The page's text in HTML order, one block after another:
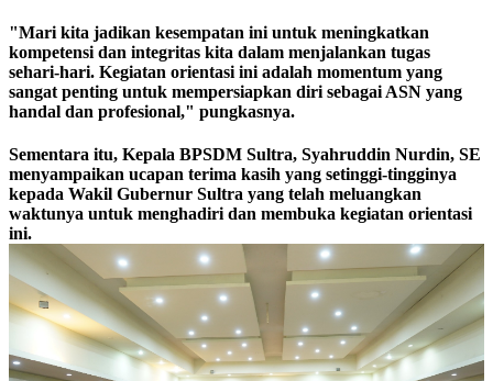
"Mari kita jadikan kesempatan ini untuk meningkatkan
kompetensi dan integritas kita dalam menjalankan tugas
sehari-hari. Kegiatan orientasi ini adalah momentum yang
sangat penting untuk mempersiapkan diri sebagai ASN yang
handal dan profesional," pungkasnya.
Sementara itu, Kepala BPSDM Sultra, Syahruddin Nurdin, SE
menyampaikan ucapan terima kasih yang setinggi-tingginya
kepada Wakil Gubernur Sultra yang telah meluangkan
waktunya untuk menghadiri dan membuka kegiatan orientasi
ini.